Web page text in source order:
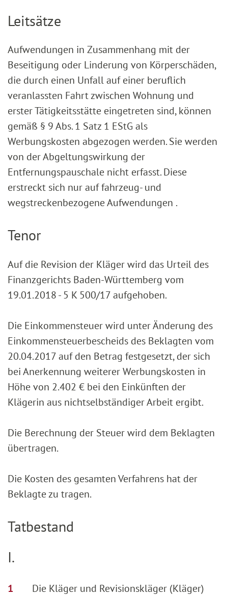
Leitsätze
Aufwendungen in Zusammenhang mit der
Beseitigung oder Linderung von Körperschäden,
die durch einen Unfall auf einer beruflich
veranlassten Fahrt zwischen Wohnung und
erster Tätigkeitsstätte eingetreten sind, können
gemäß § 9 Abs. 1 Satz 1 EStG als
Werbungskosten abgezogen werden. Sie werden
von der Abgeltungswirkung der
Entfernungspauschale nicht erfasst. Diese
erstreckt sich nur auf fahrzeug- und
wegstreckenbezogene Aufwendungen .
Tenor
Auf die Revision der Kläger wird das Urteil des
Finanzgerichts Baden-Württemberg vom
19.01.2018 - 5 K 500/17 aufgehoben.
Die Einkommensteuer wird unter Änderung des
Einkommensteuerbescheids des Beklagten vom
20.04.2017 auf den Betrag festgesetzt, der sich
bei Anerkennung weiterer Werbungskosten in
Höhe von 2.402 € bei den Einkünften der
Klägerin aus nichtselbständiger Arbeit ergibt.
Die Berechnung der Steuer wird dem Beklagten
übertragen.
Die Kosten des gesamten Verfahrens hat der
Beklagte zu tragen.
Tatbestand
I.
Die Kläger und Revisionskläger (Kläger)